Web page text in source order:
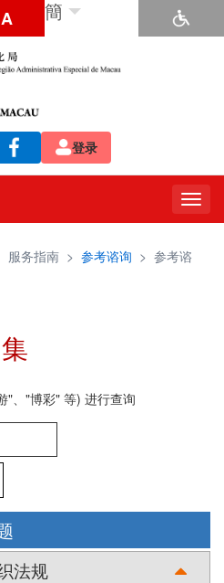
A 簡
登录
服务指南 > 参考谘询 > 参考谘
"、"博彩" 等) 进行查询
法规